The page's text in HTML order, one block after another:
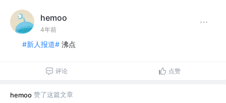
hemoo
4年前
#新人报道# 沸点
评论 点赞
hemoo 赞了这篇文章